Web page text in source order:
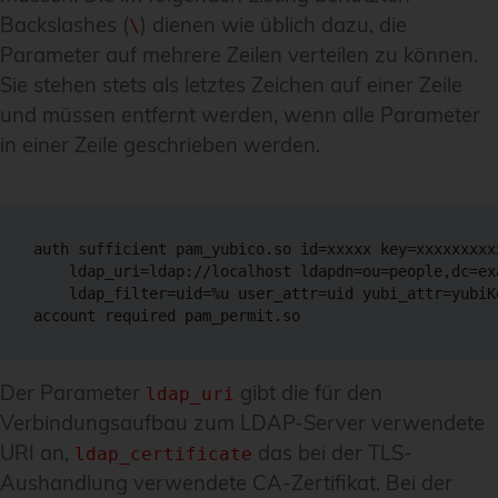
Backslashes (\ ) dienen wie üblich dazu, die
Parameter auf mehrere Zeilen verteilen zu können.
Sie stehen stets als letztes Zeichen auf einer Zeile
und müssen entfernt werden, wenn alle Parameter
in einer Zeile geschrieben werden.
auth sufficient pam_yubico.so id=xxxxx
ldap_uri=ldap://localhost
ldap_filter=uid=%u user_attr=uid
account required pam_permit.so
Der Parameter ldap_uri gibt die für den
Verbindungsaufbau zum LDAP-Server verwendete
URI an, ldap_certificate das bei der TLS-
Aushandlung verwendete CA-Zertifikat. Bei der